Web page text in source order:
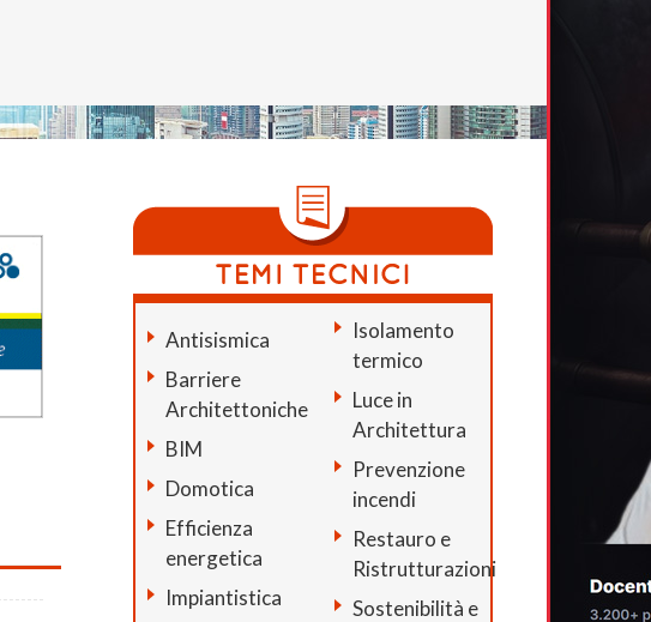
Antisismica
Barriere
Architettoniche
BIM
Domotica
Efficienza
energetica
Impiantistica
Isolamento
termico
Luce in
Architettura
Prevenzione
incendi
Restauro e
Ristrutturazioni
Sostenibilità e